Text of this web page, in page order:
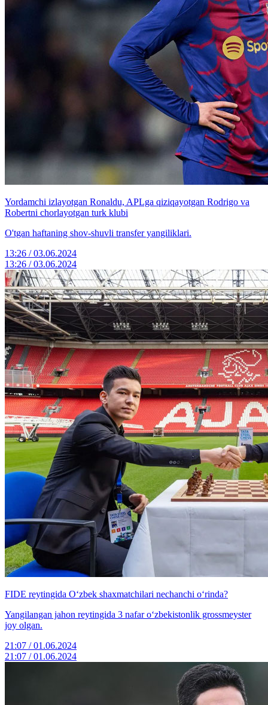
Yordamchi izlayotgan Ronaldu, APLga qiziqayotgan Rodrigo va
Robertni chorlayotgan turk klubi
O'tgan haftaning shov-shuvli transfer yangiliklari.
13:26 / 03.06.2024
13:26 / 03.06.2024
FIDE reytingida O‘zbek shaxmatchilari nechanchi o‘rinda?
Yangilangan jahon reytingida 3 nafar o‘zbekistonlik grossmeyster
joy olgan.
21:07 / 01.06.2024
21:07 / 01.06.2024